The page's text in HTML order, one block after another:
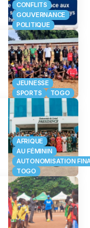
CONFLITS
GOUVERNANCE
POLITIQUE
JEUNESSE
SPORTS
TOGO
AFRIQUE
AU FÉMININ
AUTONOMISATION
TOGO